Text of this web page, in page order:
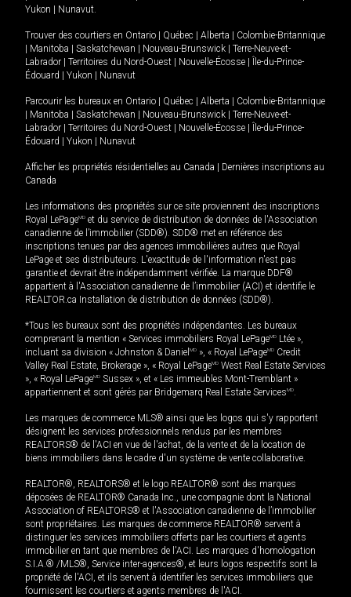
Yukon
Nunavut.
Trouver des courtiers en Ontario Québec Alberta
Colombie-Britannique
Manitoba Saskatchewan Nouveau-Brunswick
Terre-Neuve-et-
Labrador
Territoires du Nord-Ouest Nouvelle-Écosse
Île-du-Prince-
Édouard
Yukon Nunavut
Parcourir les bureaux en Ontario Québec Alberta
Colombie-Britannique
Manitoba Saskatchewan Nouveau-Brunswick
Terre-Neuve-et-
Labrador
Territoires du Nord-Ouest Nouvelle-Écosse
Île-du-Prince-
Édouard
Yukon Nunavut
Afficher les propriétés résidentielles au Canada
Dernières inscriptions au
Canada
Les informations des propriétés sur ce site proviennent des inscriptions
Royal LePageMD et du service de distribution de données de l'Association
canadienne de l’immobilier (SDD®). SDD® met en référence des
inscriptions tenues par des agences immobilières autres que Royal
LePage et ses distributeurs. L'exactitude de l'information n'est pas
garantie et devrait être indépendamment vérifiée. La marque DDF®
appartient à l'Association canadienne de l’immobilier (ACI) et identifie le
REALTOR.ca Installation de distribution de données (SDD®).
*Tous les bureaux sont des propriétés indépendantes. Les bureaux
comprenant la mention « Services immobiliers Royal LePageMD Ltée »,
incluant sa division « Johnston & Daniel MD », « Royal LePageMD Credit
Valley Real Estate, Brokerage », « Royal LePageMD West Real Estate Services
», « Royal LePageMD Sussex », et « Les immeubles Mont-Tremblant »
appartiennent et sont gérés par Bridgemarq Real Estate ServicesMD.
Les marques de commerce MLS® ainsi que les logos qui s'y rapportent
désignent les services professionnels rendus par les membres
REALTORS® de l'ACI en vue de l'achat, de la vente et de la location de
biens immobiliers dans le cadre d'un système de vente collaborative.
REALTOR®, REALTORS® et le logo REALTOR® sont des marques
déposées de REALTOR® Canada Inc., une compagnie dont la National
Association of REALTORS® et l'Association canadienne de l’immobilier
sont propriétaires. Les marques de commerce REALTOR® servent à
distinguer les services immobiliers offerts par les courtiers et agents
immobilier en tant que membres de l'ACI. Les marques d'homologation
S.I.A.® /MLS®, Service inter-agences®, et leurs logos respectifs sont la
propriété de l'ACI, et ils servent à identifier les services immobiliers que
fournissent les courtiers et agents membres de l'ACI.